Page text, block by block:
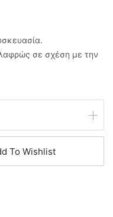
σε σχέση με την
To Wishlist